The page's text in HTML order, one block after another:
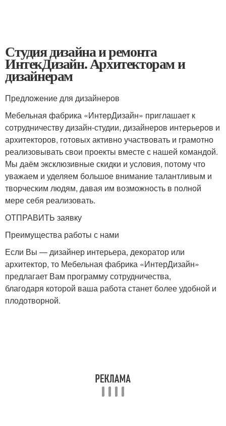
Студия дизайна и ремонта
ИнтекДизайн. Архитекторам и
дизайнерам
Предложение для дизайнеров
Мебельная фабрика «ИнтерДизайн» приглашает к
сотрудничеству дизайн-студии, дизайнеров интерьеров и
архитекторов, готовых активно участвовать и грамотно
реализовывать свои проекты вместе с нашей командой.
Мы даём эксклюзивные скидки и условия, потому что
уважаем и уделяем большое внимание талантливым и
творческим людям, давая им возможность в полной
мере себя реализовать.
ОТПРАВИТЬ заявку
Преимущества работы с нами
Если Вы — дизайнер интерьера, декоратор или
архитектор, то Мебельная фабрика «ИнтерДизайн»
предлагает Вам программу сотрудничества,
благодаря которой ваша работа станет более удобной и
плодотворной.